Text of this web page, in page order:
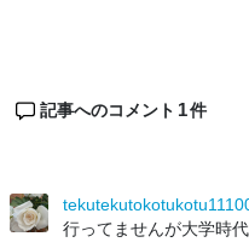
記事へのコメント 1件
行ってませんが大学時